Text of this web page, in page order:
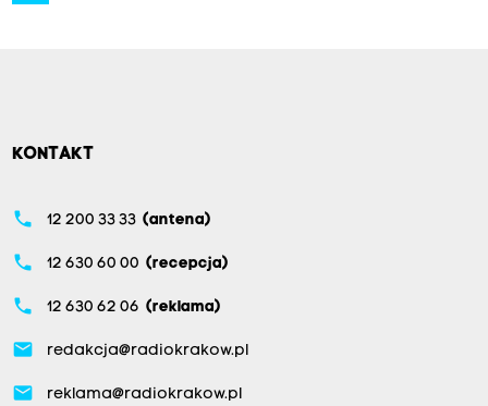
KONTAKT
phone 12 200 33 33 (antena)
phone 12 630 60 00 (recepcja)
phone 12 630 62 06 (reklama)
email redakcja@radiokrakow.pl
email reklama@radiokrakow.pl